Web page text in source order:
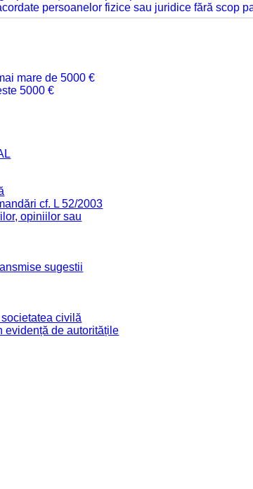
persoanelor fizice sau juridice fără scop
mare de 5000 €
5000 €
cf. L 52/2003
opiniilor sau
sugestii
civilă
evidență de autoritățile